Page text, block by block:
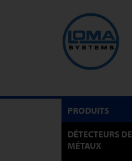
PRODUITS
DÉTECTEURS DE
MÉTAUX